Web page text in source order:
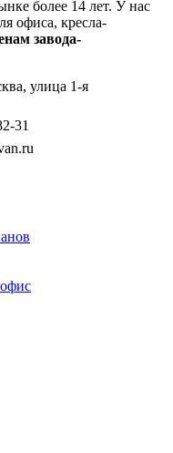
более 14 лет. У нас
офиса, кресла-
завода-
улица 1-я
31